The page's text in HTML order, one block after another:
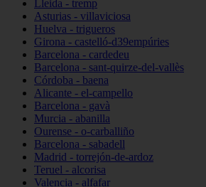
Lleida - tremp
Asturias - villaviciosa
Huelva - trigueros
Girona - castelló-d39empúries
Barcelona - cardedeu
Barcelona - sant-quirze-del-vallès
Córdoba - baena
Alicante - el-campello
Barcelona - gavà
Murcia - abanilla
Ourense - o-carballiño
Barcelona - sabadell
Madrid - torrejón-de-ardoz
Teruel - alcorisa
Valencia - alfafar